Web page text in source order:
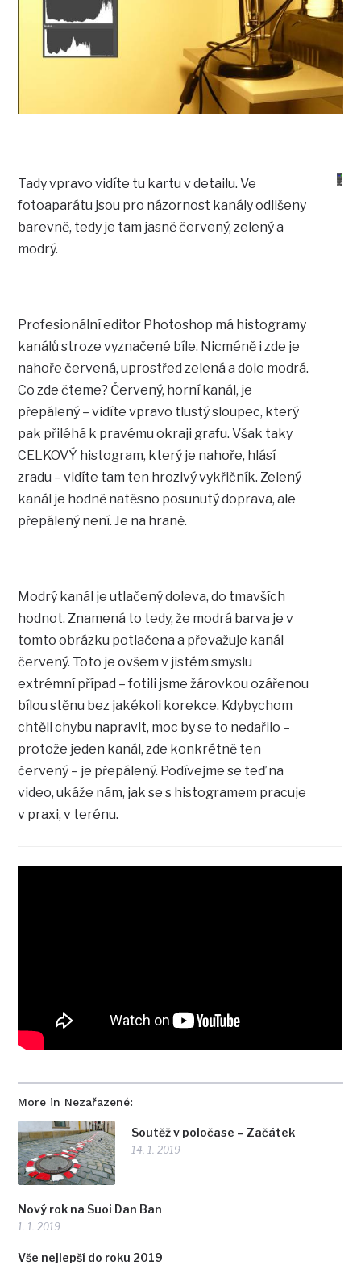
More in Nezařazené:
Soutěž v poločase – Začátek
14. 1. 2019
Nový rok na Suoi Dan Ban
1. 1. 2019
Vše nejlepší do roku 2019
Tady vpravo vidíte tu kartu v detailu. Ve
fotoaparátu jsou pro názornost kanály odlišeny
barevně, tedy je tam jasně červený, zelený a
modrý.
Profesionální editor Photoshop má histogramy
kanálů stroze vyznačené bíle. Nicméně i zde je
nahoře červená, uprostřed zelená a dole modrá.
Co zde čteme? Červený, horní kanál, je
přepálený – vidíte vpravo tlustý sloupec, který
pak přiléhá k pravému okraji grafu. Však taky
CELKOVÝ histogram, který je nahoře, hlásí
zradu – vidíte tam ten hrozivý vykřičník. Zelený
kanál je hodně natěsno posunutý doprava, ale
přepálený není. Je na hraně.
Modrý kanál je utlačený doleva, do tmavších
hodnot. Znamená to tedy, že modrá barva je v
tomto obrázku potlačena a převažuje kanál
červený. Toto je ovšem v jistém smyslu
extrémní případ – fotili jsme žárovkou ozářenou
bílou stěnu bez jakékoli korekce. Kdybychom
chtěli chybu napravit, moc by se to nedařilo –
protože jeden kanál, zde konkrétně ten
červený – je přepálený. Podívejme se teď na
video, ukáže nám, jak se s histogramem pracuje
v praxi, v terénu.